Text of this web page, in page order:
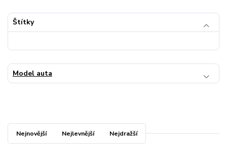
Štítky
Model auta
Nejnovější Nejlevnější Nejdražší